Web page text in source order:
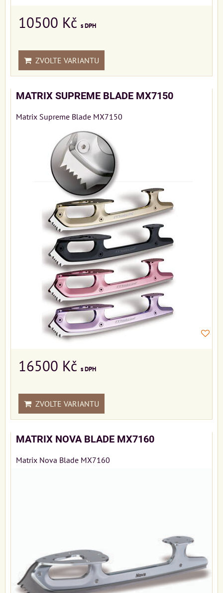
10500 Kč s DPH
ZVOLTE VARIANTU
MATRIX SUPREME BLADE MX7150
Matrix Supreme Blade MX7150
16500 Kč s DPH
ZVOLTE VARIANTU
MATRIX NOVA BLADE MX7160
Matrix Nova Blade MX7160